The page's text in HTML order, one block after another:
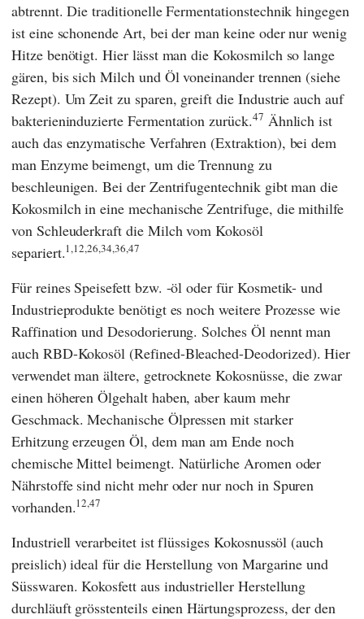
abtrennt. Die traditionelle Fermentationstechnik hingegen
ist eine schonende Art, bei der man keine oder nur wenig
Hitze benötigt. Hier lässt man die Kokosmilch so lange
gären, bis sich Milch und Öl voneinander trennen (siehe
Rezept). Um Zeit zu sparen, greift die Industrie auch auf
bakterieninduzierte Fermentation zurück.47 Ähnlich ist
auch das enzymatische Verfahren (Extraktion), bei dem
man Enzyme beimengt, um die Trennung zu
beschleunigen. Bei der Zentrifugentechnik gibt man die
Kokosmilch in eine mechanische Zentrifuge, die mithilfe
von Schleuderkraft die Milch vom Kokosöl
separiert.1,12,26,34,36,47
Für reines Speisefett bzw. -öl oder für Kosmetik- und
Industrieprodukte benötigt es noch weitere Prozesse wie
Raffination und Desodorierung. Solches Öl nennt man
auch RBD-Kokosöl (Refined-Bleached-Deodorized). Hier
verwendet man ältere, getrocknete Kokosnüsse, die zwar
einen höheren Ölgehalt haben, aber kaum mehr
Geschmack. Mechanische Ölpressen mit starker
Erhitzung erzeugen Öl, dem man am Ende noch
chemische Mittel beimengt. Natürliche Aromen oder
Nährstoffe sind nicht mehr oder nur noch in Spuren
vorhanden.12,47
Industriell verarbeitet ist flüssiges Kokosnussöl (auch
preislich) ideal für die Herstellung von Margarine und
Süsswaren. Kokosfett aus industrieller Herstellung
durchläuft grösstenteils einen Härtungsprozess, der den